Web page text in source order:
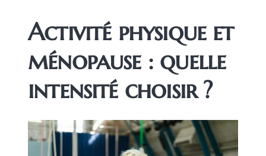
Activité physique et
ménopause : quelle
intensité choisir ?